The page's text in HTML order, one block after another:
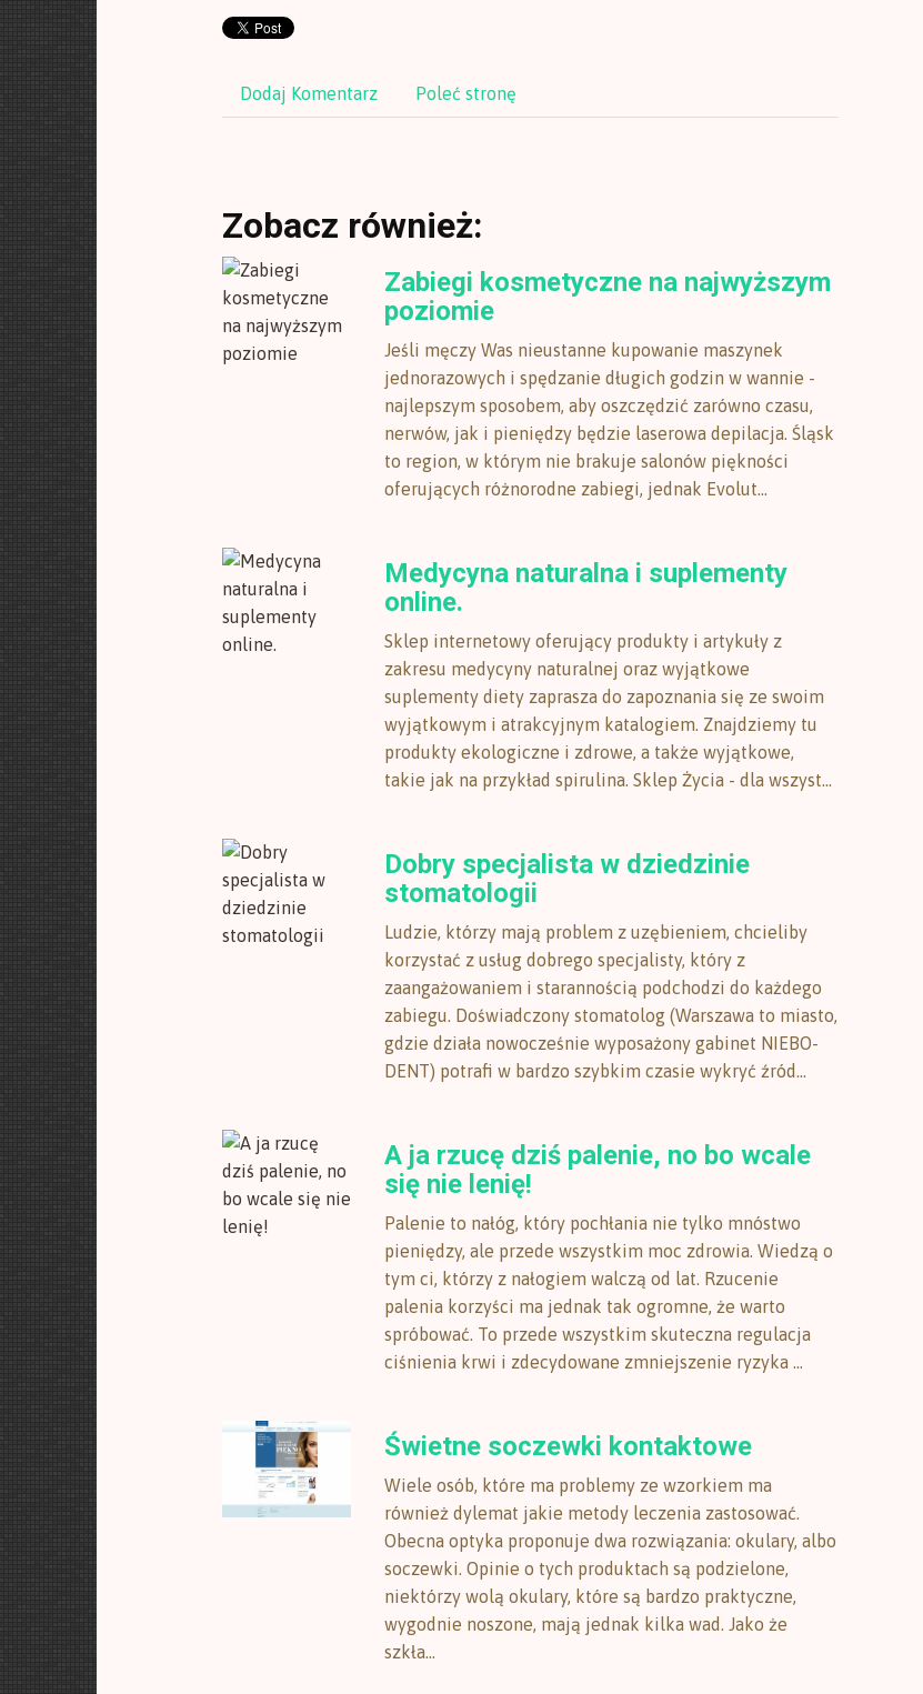
Dodaj Komentarz Poleć stronę
Zobacz również:
Zabiegi kosmetyczne na najwyższym
poziomie
Jeśli męczy Was nieustanne kupowanie maszynek
jednorazowych i spędzanie długich godzin w wannie -
najlepszym sposobem, aby oszczędzić zarówno czasu,
nerwów, jak i pieniędzy będzie laserowa depilacja. Śląsk
to region, w którym nie brakuje salonów piękności
oferujących różnorodne zabiegi, jednak Evolut...
Medycyna naturalna i suplementy
online.
Sklep internetowy oferujący produkty i artykuły z
zakresu medycyny naturalnej oraz wyjątkowe
suplementy diety zaprasza do zapoznania się ze swoim
wyjątkowym i atrakcyjnym katalogiem. Znajdziemy tu
produkty ekologiczne i zdrowe, a także wyjątkowe,
takie jak na przykład spirulina. Sklep Życia - dla wszyst...
Dobry specjalista w dziedzinie
stomatologii
Ludzie, którzy mają problem z uzębieniem, chcieliby
korzystać z usług dobrego specjalisty, który z
zaangażowaniem i starannością podchodzi do każdego
zabiegu. Doświadczony stomatolog (Warszawa to miasto,
gdzie działa nowocześnie wyposażony gabinet NIEBO-
DENT) potrafi w bardzo szybkim czasie wykryć źród...
A ja rzucę dziś palenie, no bo wcale
się nie lenię!
Palenie to nałóg, który pochłania nie tylko mnóstwo
pieniędzy, ale przede wszystkim moc zdrowia. Wiedzą o
tym ci, którzy z nałogiem walczą od lat. Rzucenie
palenia korzyści ma jednak tak ogromne, że warto
spróbować. To przede wszystkim skuteczna regulacja
ciśnienia krwi i zdecydowane zmniejszenie ryzyka ...
Świetne soczewki kontaktowe
Wiele osób, które ma problemy ze wzorkiem ma
również dylemat jakie metody leczenia zastosować.
Obecna optyka proponuje dwa rozwiązania: okulary, albo
soczewki. Opinie o tych produktach są podzielone,
niektórzy wolą okulary, które są bardzo praktyczne,
wygodnie noszone, mają jednak kilka wad. Jako że
szkła...